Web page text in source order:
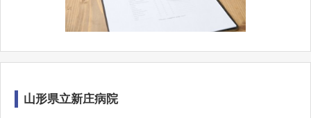
山形県立新庄病院